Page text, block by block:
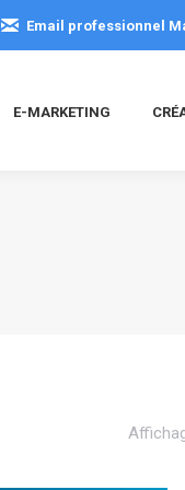
Email professionnel
E-MARKETING